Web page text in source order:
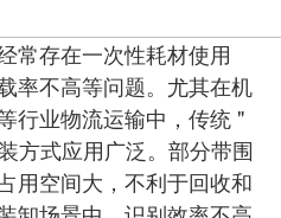
常存在一次性耗材使用
率不高等问题。尤其在机
行业物流运输中，传统 "
方式应用广泛。部分带围
用空间大，不利于回收和